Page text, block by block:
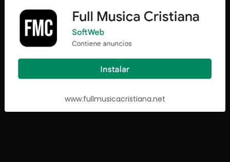
www.fullmusicacristiana.net